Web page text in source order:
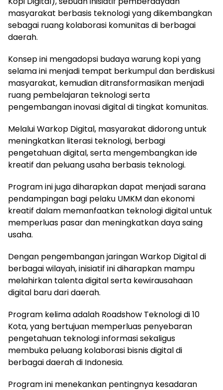
masyarakat berbasis teknologi yang dikembangkan
sebagai ruang kolaborasi komunitas di berbagai
daerah.
Konsep ini mengadopsi budaya warung kopi yang
selama ini menjadi tempat berkumpul dan berdiskusi
masyarakat, kemudian ditransformasikan menjadi
ruang pembelajaran teknologi serta
pengembangan inovasi digital di tingkat komunitas.
Melalui Warkop Digital, masyarakat didorong untuk
meningkatkan literasi teknologi, berbagi
pengetahuan digital, serta mengembangkan ide
kreatif dan peluang usaha berbasis teknologi.
Program ini juga diharapkan dapat menjadi sarana
pendampingan bagi pelaku UMKM dan ekonomi
kreatif dalam memanfaatkan teknologi digital untuk
memperluas pasar dan meningkatkan daya saing
usaha.
Dengan pengembangan jaringan Warkop Digital di
berbagai wilayah, inisiatif ini diharapkan mampu
melahirkan talenta digital serta kewirausahaan
digital baru dari daerah.
Program kelima adalah Roadshow Teknologi di 10
Kota, yang bertujuan memperluas penyebaran
pengetahuan teknologi informasi sekaligus
membuka peluang kolaborasi bisnis digital di
berbagai daerah di Indonesia.
Program ini menekankan pentingnya kesadaran